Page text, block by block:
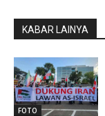
KABAR LAINYA
FOTO